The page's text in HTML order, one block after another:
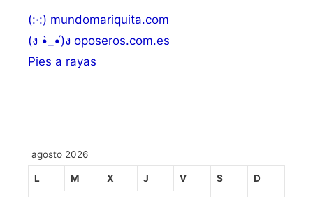
(:·:) mundomariquita.com
(ง •̀_•́)ง oposeros.com.es
Pies a rayas
agosto 2026
L M X J V S D